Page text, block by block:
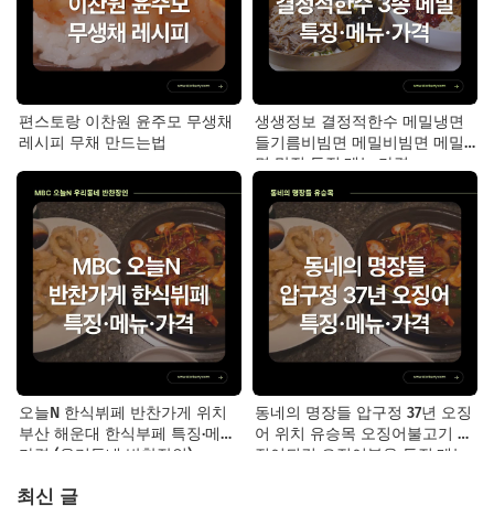
편스토랑 이찬원 윤주모 무생채
레시피 무채 만드는법
생생정보 결정적한수 메밀냉면
들기름비빔면 메밀비빔면 메밀
면 맛집 특징·메뉴·가격
오늘N 한식뷔페 반찬가게 위치
부산 해운대 한식부페 특징·메뉴·
가격 (우리동네 반찬장인)
동네의 명장들 압구정 37년 오징
어 위치 유승목 오징어불고기 오
징어튀김 오징어볶음 특징·메뉴·
최신 글